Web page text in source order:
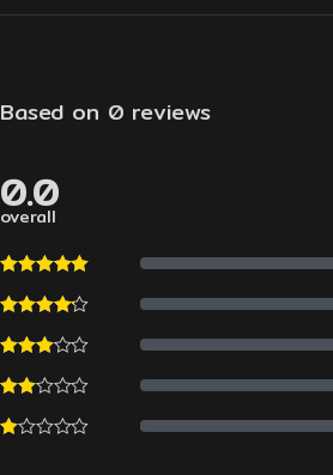
Based on 0 reviews
0.0
overall